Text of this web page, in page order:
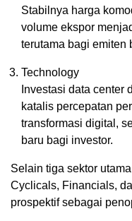
Stabilnya harga
volume ekspor
terutama bagi emiten
Technology
Investasi data center
katalis percepatan
transformasi digital,
baru bagi investor.
Selain tiga sektor
Cyclicals, Financials,
prospektif sebagai